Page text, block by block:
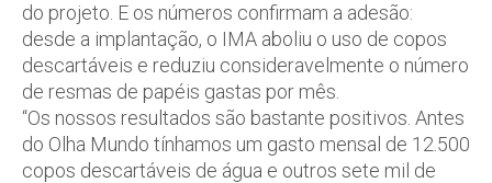
do projeto. E os números confirmam a adesão:
desde a implantação, o IMA aboliu o uso de copos
descartáveis e reduziu consideravelmente o número
de resmas de papéis gastas por mês.
“Os nossos resultados são bastante positivos. Antes
do Olha Mundo tínhamos um gasto mensal de 12.500
copos descartáveis de água e outros sete mil de